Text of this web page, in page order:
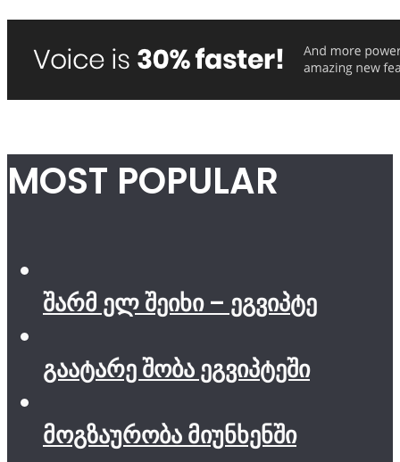
MOST POPULAR
შარმ ელ შეიხი – ეგვიპტე
გაატარე შობა ეგვიპტეში
მოგზაურობა მიუნხენში